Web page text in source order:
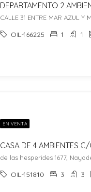
OIL-166225 1 1
EN VENTA
de las hesperides 1677,
OIL-151810 3 3